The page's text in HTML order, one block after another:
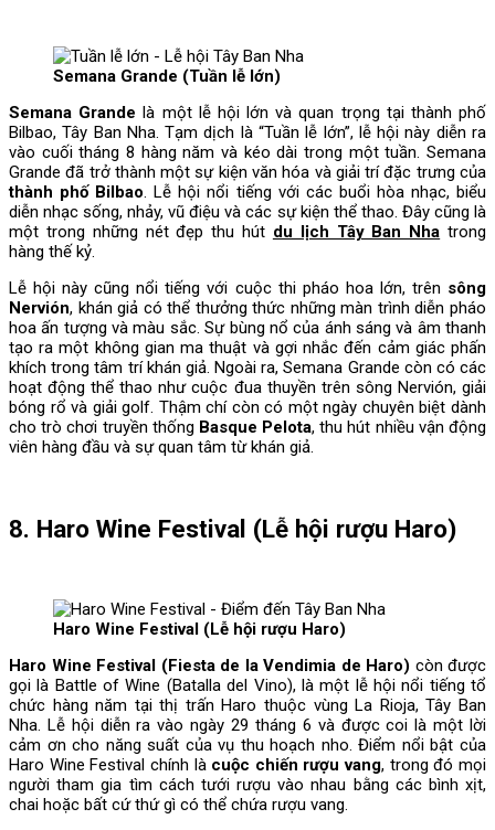
Semana Grande (Tuần lễ lớn)
Semana Grande là một lễ hội lớn và quan trọng tại thành phố
Bilbao, Tây Ban Nha. Tạm dịch là “Tuần lễ lớn”, lễ hội này diễn ra
vào cuối tháng 8 hàng năm và kéo dài trong một tuần. Semana
Grande đã trở thành một sự kiện văn hóa và giải trí đặc trưng của
thành phố Bilbao. Lễ hội nổi tiếng với các buổi hòa nhạc, biểu
diễn nhạc sống, nhảy, vũ điệu và các sự kiện thể thao. Đây cũng là
một trong những nét đẹp thu hút du lịch Tây Ban Nha trong
hàng thế kỷ.
Lễ hội này cũng nổi tiếng với cuộc thi pháo hoa lớn, trên sông
Nervión, khán giả có thể thưởng thức những màn trình diễn pháo
hoa ấn tượng và màu sắc. Sự bùng nổ của ánh sáng và âm thanh
tạo ra một không gian ma thuật và gợi nhắc đến cảm giác phấn
khích trong tâm trí khán giả. Ngoài ra, Semana Grande còn có các
hoạt động thể thao như cuộc đua thuyền trên sông Nervión, giải
bóng rổ và giải golf. Thậm chí còn có một ngày chuyên biệt dành
cho trò chơi truyền thống Basque Pelota, thu hút nhiều vận động
viên hàng đầu và sự quan tâm từ khán giả.
8. Haro Wine Festival (Lễ hội rượu Haro)
Haro Wine Festival (Lễ hội rượu Haro)
Haro Wine Festival (Fiesta de la Vendimia de Haro) còn được
gọi là Battle of Wine (Batalla del Vino), là một lễ hội nổi tiếng tổ
chức hàng năm tại thị trấn Haro thuộc vùng La Rioja, Tây Ban
Nha. Lễ hội diễn ra vào ngày 29 tháng 6 và được coi là một lời
cảm ơn cho năng suất của vụ thu hoạch nho. Điểm nổi bật của
Haro Wine Festival chính là cuộc chiến rượu vang, trong đó mọi
người tham gia tìm cách tưới rượu vào nhau bằng các bình xịt,
chai hoặc bất cứ thứ gì có thể chứa rượu vang.